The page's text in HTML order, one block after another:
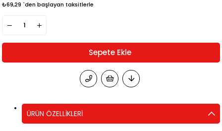
₺69,29 `den başlayan taksitlerle
ÜRÜN ÖZELLIKLERI